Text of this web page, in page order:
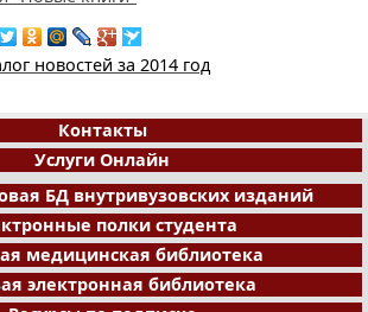
новостей за 2014 год
Контакты
Услуги Онлайн
БД внутривузовских изданий
полки студента
медицинская библиотека
электронная библиотека